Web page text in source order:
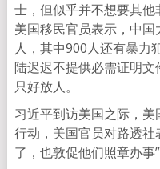
士，但似乎并不想要其他
美国移民官员表示，中
人，其中900人还有暴力
陆迟迟不提供必需证明
只好放人。
习近平到访美国之际，
行动，美国官员对路透
了，也敦促他们照章办事”